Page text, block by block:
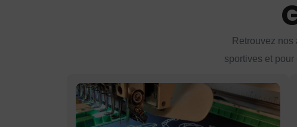
Retrouvez
sportives et